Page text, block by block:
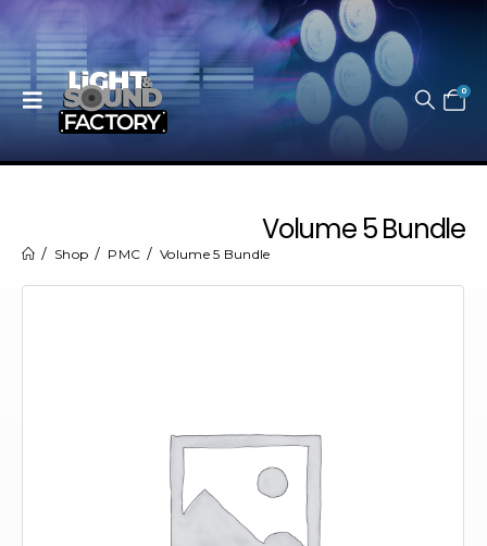
0
Volume 5 Bundle
Shop PMC Volume 5 Bundle